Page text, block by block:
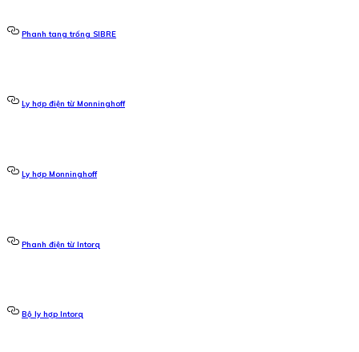
Phanh tang trống SIBRE
Ly hợp điện từ Monninghoff
Ly hợp Monninghoff
Phanh điện từ Intorq
Bộ ly hợp Intorq